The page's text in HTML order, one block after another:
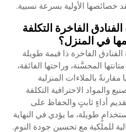
خصائصها الأولية بسرعة نسبية.
الفاخرة التكلفة
في المنزل؟
الفاخرة ذا قيمة طويلة
المحسَّنة، وراحتها الفائقة،
بالملاءات المنزلية
والمواد الاحترافية التكلفة
أداءٍ ثابتٍ والحفاظ على
طويلة، ما يؤدي في النهاية
للملكية مع تحسين جودة النوم.